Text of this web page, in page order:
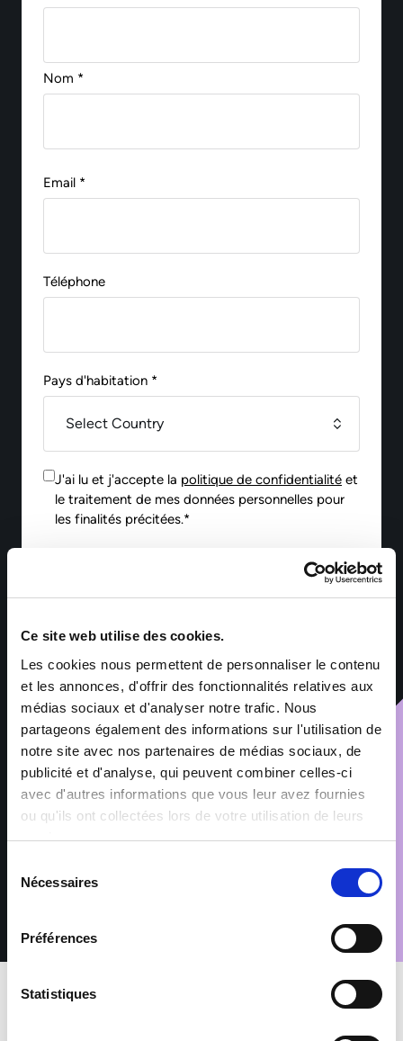
Ce site web utilise des cookies.
Les cookies nous permettent de personnaliser le contenu
et les annonces, d'offrir des fonctionnalités relatives aux
médias sociaux et d'analyser notre trafic. Nous
partageons également des informations sur l'utilisation de
notre site avec nos partenaires de médias sociaux, de
publicité et d'analyse, qui peuvent combiner celles-ci
avec d'autres informations que vous leur avez fournies
ou qu'ils ont collectées lors de votre utilisation de leurs
services.
Nécessaires
Préférences
Statistiques
Nom *
Email *
Téléphone
Pays d'habitation *
J'ai lu et j'accepte la politique de confidentialité et
le traitement de mes données personnelles pour
les finalités précitées.*
formulaire font l’objet d’un traitement informatisé ayant pour
finalité la gestion des fichiers de candidatures et du
recrutement. Les informations marquées d’un astérisque sont
obligatoires – leur non-renseignement entraîne l’impossibilité
de traiter la demande. Ces informations sont exclusivement
destinées aux services de Sofitex Luxembourg, à ses clients et
à ses éventuels sous-traitants intervenant dans le cadre de la
prestation. Les données sont conservées pendant les durées
nécessaires aux finalités pour lesquelles elles sont traitées,
telles que précisées dans notre Politique de protection des
données. Conformément au Règlement (UE) 2016/679 relatif à
la protection des données à caractère personnel, vous disposez
d’opposition pour motifs légitimes, en adressant votre demande
accompagnée d’une pièce d’identité à : rgpd@sofitex.lu